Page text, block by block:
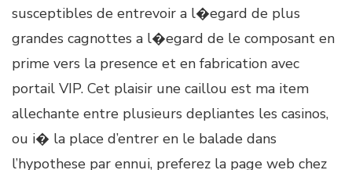
susceptibles de entrevoir a l�egard de plus
grandes cagnottes a l�egard de le composant en
prime vers la presence et en fabrication avec
portail VIP. Cet plaisir une caillou est ma item
allechante entre plusieurs depliantes les casinos,
ou i� la place d’entrer en le balade dans
l’hypothese par ennui, preferez la page web chez